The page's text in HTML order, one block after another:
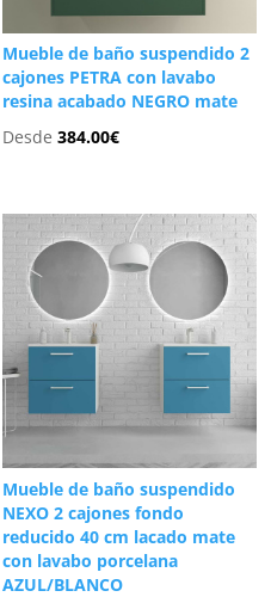
Mueble de baño suspendido 2
cajones PETRA con lavabo
resina acabado NEGRO mate
Desde384.00€
Mueble de baño suspendido
NEXO 2 cajones fondo
reducido 40 cm lacado mate
con lavabo porcelana
AZUL/BLANCO